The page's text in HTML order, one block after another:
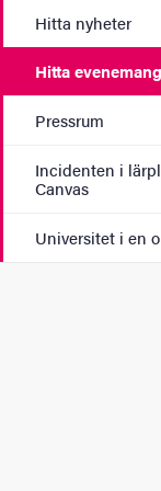
Hitta nyheter
Hitta evenemang
Pressrum
Incidenten i
Canvas
Universitet i en